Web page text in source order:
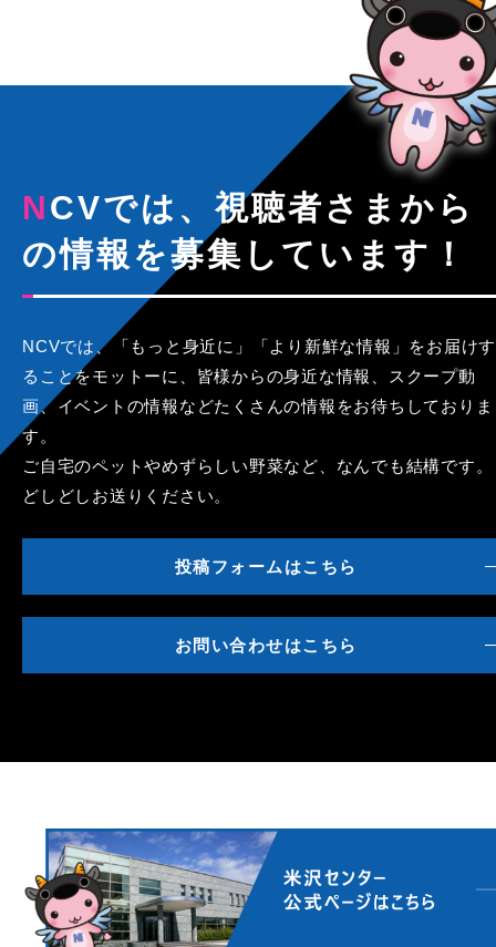
NCVでは、視聴者さまから
の情報を募集しています！
NCVでは、「もっと身近に」「より新鮮な情報」をお届けす
ることをモットーに、皆様からの身近な情報、スクープ動
画、イベントの情報などたくさんの情報をお待ちしておりま
す。
ご自宅のペットやめずらしい野菜など、なんでも結構です。
どしどしお送りください。
投稿フォームはこちら
お問い合わせはこちら